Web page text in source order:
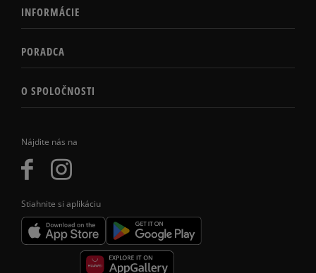
Nájdite nás na
Stiahnite si aplikáciu
INFORMÁCIE
PORADCA
O SPOLOČNOSTI